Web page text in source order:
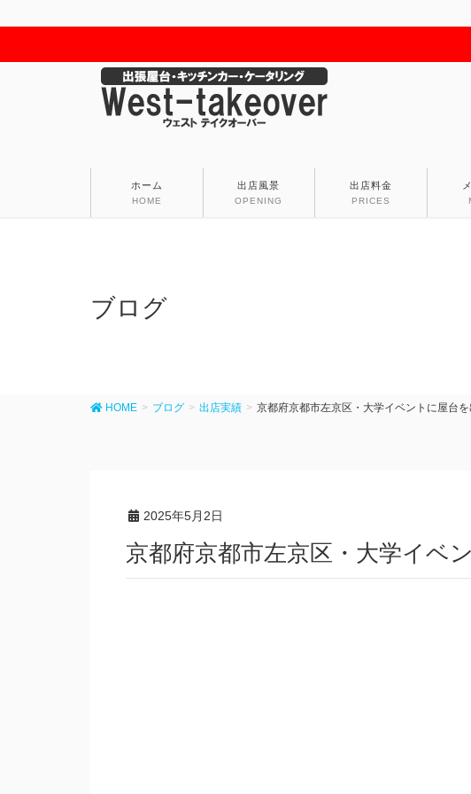
ホーム
HOME
出店風景
OPENING
出店料金
PRICES
ブログ
HOME ブログ 出店実績 京都府京都市左京区・大学イベントに屋台を
2025年5月2日
京都府京都市左京区・大学イベ